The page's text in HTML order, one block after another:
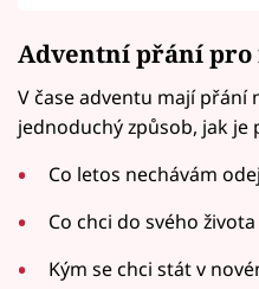
Adventní přání pro
V čase adventu mají přání
jednoduchý způsob, jak je
Co letos nechávám
Co chci do svého
Kým se chci stát v